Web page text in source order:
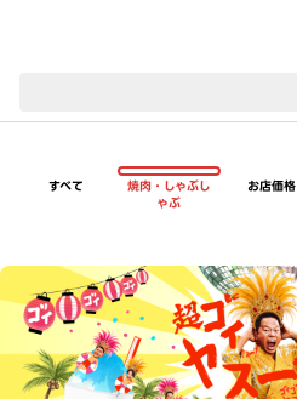
すべて
焼肉・しゃぶし
ゃぶ
お店価格
超ゴイゴイヤスー夏祭